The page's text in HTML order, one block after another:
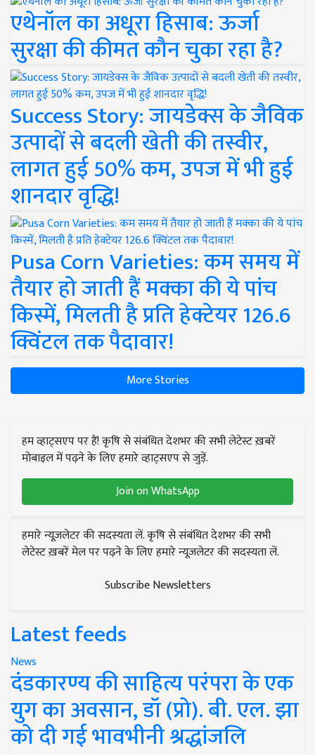
एथेनॉल का अधूरा हिसाब: ऊर्जा
सुरक्षा की कीमत कौन चुका रहा है?
Success Story: जायडेक्स के जैविक
उत्पादों से बदली खेती की तस्वीर,
लागत हुई 50% कम, उपज में भी हुई
शानदार वृद्धि!
Pusa Corn Varieties: कम समय में
तैयार हो जाती हैं मक्का की ये पांच
किस्में, मिलती है प्रति हेक्टेयर 126.6
क्विंटल तक पैदावार!
More Stories
हम व्हाट्सएप पर हैं! कृषि से संबंधित देशभर की सभी लेटेस्ट ख़बरें
मोबाइल में पढ़ने के लिए हमारे व्हाट्सएप से जुड़ें.
Join on WhatsApp
हमारे न्यूज़लेटर की सदस्यता लें. कृषि से संबंधित देशभर की सभी
लेटेस्ट ख़बरें मेल पर पढ़ने के लिए हमारे न्यूज़लेटर की सदस्यता लें.
Subscribe Newsletters
Latest feeds
News
दंडकारण्य की साहित्य परंपरा के एक
युग का अवसान, डॉ (प्रो). बी. एल. झा
को दी गई भावभीनी श्रद्धांजलि